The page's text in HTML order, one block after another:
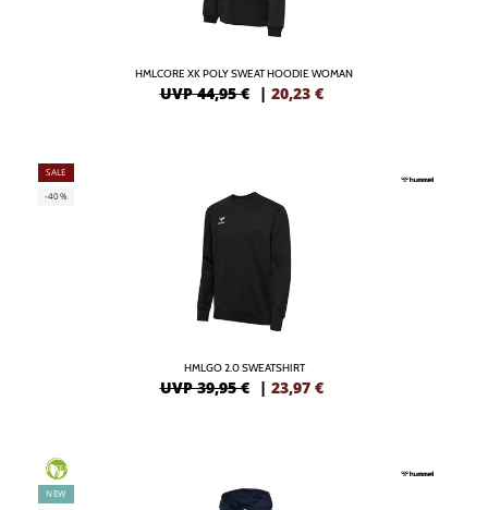
HMLCORE XK POLY SWEAT HOODIE WOMAN
UVP 44,95 € | 20,23 €
SALE
-40%
HMLGO 2.0 SWEATSHIRT
UVP 39,95 € | 23,97 €
GREEN
NEW